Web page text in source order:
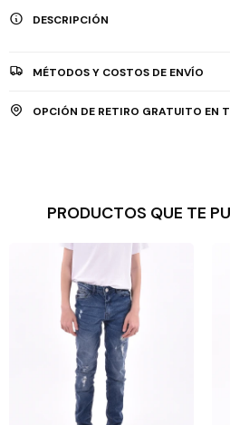
DESCRIPCIÓN
MÉTODOS Y COSTOS DE ENVÍO
OPCIÓN DE RETIRO GRATUITO EN
PRODUCTOS QUE TE